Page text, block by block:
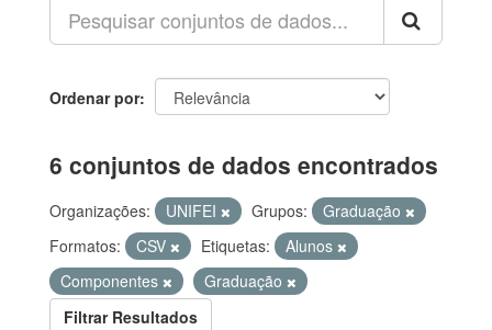
Ordenar por
6 conjuntos de dados encontrados
Organizações: UNIFEI Grupos:
Graduação
Formatos:
CSV Etiquetas:
Alunos
Componentes
Graduação
Filtrar Resultados